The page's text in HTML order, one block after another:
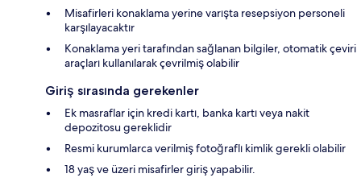
Misafirleri konaklama yerine varışta resepsiyon personeli
karşılayacaktır
Konaklama yeri tarafından sağlanan bilgiler, otomatik çeviri
araçları kullanılarak çevrilmiş olabilir
Giriş sırasında gerekenler
Ek masraflar için kredi kartı, banka kartı veya nakit
depozitosu gereklidir
Resmi kurumlarca verilmiş fotoğraflı kimlik gerekli olabilir
18 yaş ve üzeri misafirler giriş yapabilir.